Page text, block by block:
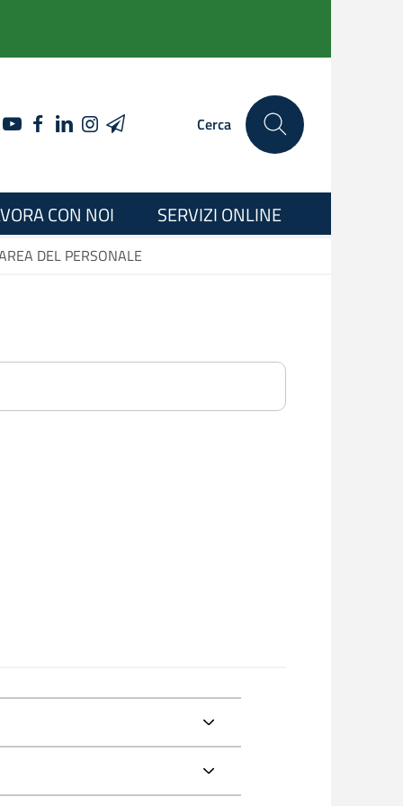
FACEBOOK
LINKEDIN
INSTAGRAM
TELEGRAM Cerca
CON NOI SERVIZI ONLINE
DEL PERSONALE